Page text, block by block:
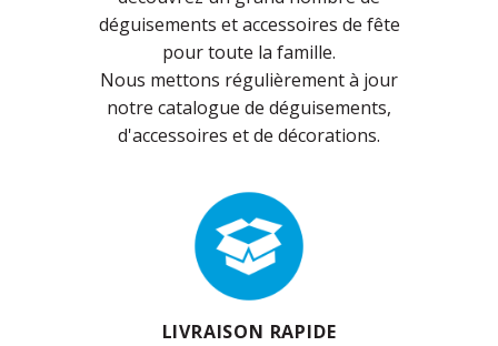
déguisements et accessoires de fête
pour toute la famille.
Nous mettons régulièrement à jour
notre catalogue de déguisements,
d'accessoires et de décorations.
LIVRAISON RAPIDE